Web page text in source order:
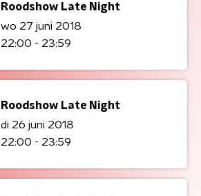
Roodshow Late Night
wo 27 juni 2018
22:00 - 23:59
Roodshow Late Night
di 26 juni 2018
22:00 - 23:59